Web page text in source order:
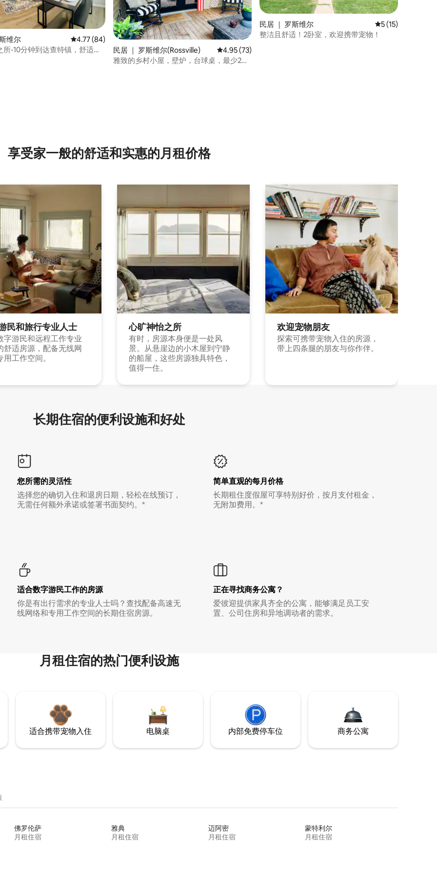
维尔 平均评分 4.77 分（满分 5 分），共 84 条评价
4.77 (84)
所-10分钟到达查特镇，舒适、
民居 ｜ 罗斯维尔(Rossville) 平均评分 4.95 分（满分 5 分），共 73 条评价
4.95 (73)
雅致的乡村小屋，壁炉，台球桌，最少2
民居 ｜ 罗斯维尔 平均评分 5 分（满
5 (15)
整洁且舒适！2卧室，欢迎携带宠物！
享受家一般的舒适和实惠的月租价格
民和旅行专业人士
字游民和远程工作专业
舒适房源，配备无线网
用工作空间。
心旷神怡之所
有时，房源本身便是一处风
景。从悬崖边的小木屋到宁静
的船屋，这些房源独具特色，
值得一住。
欢迎宠物朋友
探索可携带宠物入住的房源，
带上四条腿的朋友与你作伴。
长期住宿的便利设施和好处
您所需的灵活性
选择您的确切入住和退房日期，轻松在线预订，
无需任何额外承诺或签署书面契约。*
简单直观的每月价格
长期租住度假屋可享特别好价，按月支付租金，
无附加费用。*
适合数字游民工作的房源
你是有出行需求的专业人士吗？查找配备高速无
线网络和专用工作空间的长期住宿房源。
正在寻找商务公寓？
爱彼迎提供家具齐全的公寓，能够满足员工安
置、公司住房和异地调动者的需求。
月租住宿的热门便利设施
适合携带宠物入住 电脑桌 内部免费停车位 商务公寓
佛罗伦萨
月租住宿
雅典
月租住宿
迈阿密
月租住宿
蒙特利尔
月租住宿